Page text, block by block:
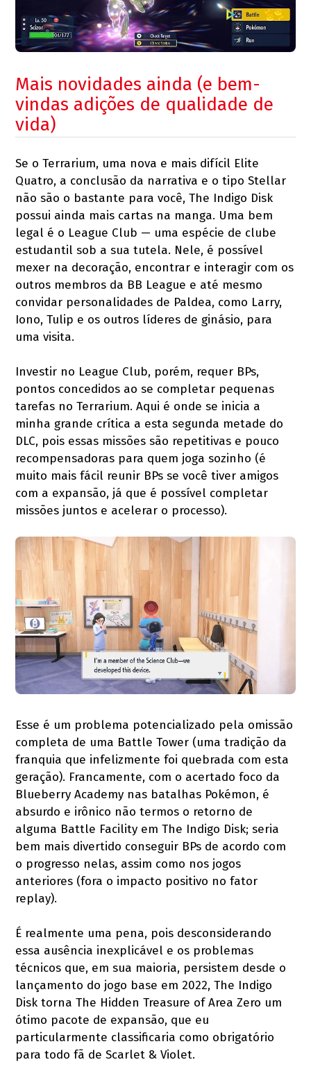
Mais novidades ainda (e bem-
vindas adições de qualidade de
vida)
Se o Terrarium, uma nova e mais difícil Elite
Quatro, a conclusão da narrativa e o tipo Stellar
não são o bastante para você, The Indigo Disk
possui ainda mais cartas na manga. Uma bem
legal é o League Club — uma espécie de clube
estudantil sob a sua tutela. Nele, é possível
mexer na decoração, encontrar e interagir com os
outros membros da BB League e até mesmo
convidar personalidades de Paldea, como Larry,
Iono, Tulip e os outros líderes de ginásio, para
uma visita.
Investir no League Club, porém, requer BPs,
pontos concedidos ao se completar pequenas
tarefas no Terrarium. Aqui é onde se inicia a
minha grande crítica a esta segunda metade do
DLC, pois essas missões são repetitivas e pouco
recompensadoras para quem joga sozinho (é
muito mais fácil reunir BPs se você tiver amigos
com a expansão, já que é possível completar
missões juntos e acelerar o processo).
Esse é um problema potencializado pela omissão
completa de uma Battle Tower (uma tradição da
franquia que infelizmente foi quebrada com esta
geração). Francamente, com o acertado foco da
Blueberry Academy nas batalhas Pokémon, é
absurdo e irônico não termos o retorno de
alguma Battle Facility em The Indigo Disk; seria
bem mais divertido conseguir BPs de acordo com
o progresso nelas, assim como nos jogos
anteriores (fora o impacto positivo no fator
replay).
É realmente uma pena, pois desconsiderando
essa ausência inexplicável e os problemas
técnicos que, em sua maioria, persistem desde o
lançamento do jogo base em 2022, The Indigo
Disk torna The Hidden Treasure of Area Zero um
ótimo pacote de expansão, que eu
particularmente classificaria como obrigatório
para todo fã de Scarlet & Violet.